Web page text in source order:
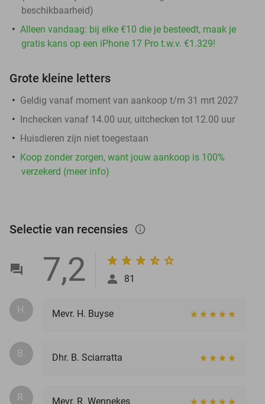
beschikbaarheid)
Alleen vandaag: bij elke €10 die je besteedt, maak je
gratis kans op een iPhone 17 Pro t.w.v. €1.329!
Grote kleine letters
Geldig vanaf moment van aankoop t/m 31 mrt 2027
Inchecken vanaf 14.00 uur, uitchecken tot 12.00 uur
Huisdieren zijn niet toegestaan
Koop zonder zorgen, want jouw aankoop is 100%
verzekerd (meer info)
Selectie van recensies info_outlined
7,2 81
H. Mevr. H. Buyse
B. Dhr. B. Sciarratta
R. Mevr. R. Wennekes